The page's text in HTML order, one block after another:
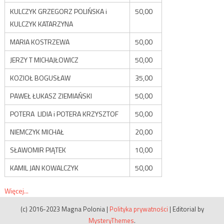
KULCZYK GRZEGORZ POLIŃSKA i
KULCZYK KATARZYNA
50,00
MARIA KOSTRZEWA
50,00
JERZY T MICHAJŁOWICZ
50,00
KOZIOŁ BOGUSŁAW
35,00
PAWEŁ ŁUKASZ ZIEMIAŃSKI
50,00
POTERA LIDIA i POTERA KRZYSZTOF
50,00
NIEMCZYK MICHAŁ
20,00
SŁAWOMIR PIĄTEK
10,00
KAMIL JAN KOWALCZYK
50,00
Więcej...
(c) 2016-2023 Magna Polonia | Polityka prywatności | Editorial by
MysteryThemes.